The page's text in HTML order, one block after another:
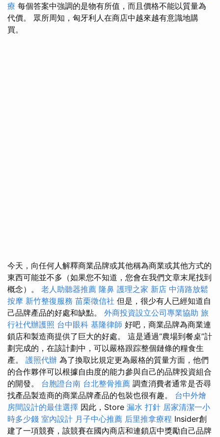
療 每個答案中強調的是物有所值，而且價格不能以質量為
代價。 眾所周知，匈牙利人在商店中越來越有意識地購
買。
今天，向任何人解釋商業品牌或其他稱為商業或其他方式的
東西可能並不多（如果您不知道，您會在我們文章末尾找到
概念）。 老人助聽器推薦 隆鼻 護理之家 新店 中清路放鬆
按摩 新竹整復服務 苗栗徵信社 但是，很少有人已經知道自
己品牌產品的好處和缺點。 外商投資設立公司專業協助 旅
行社代辦護照 台中眼科 基隆律師 好吧，商業品牌為商業連
鎖店和製造商提供了巨大的好處。 這是通過“農場到餐桌”計
劃完成的，在該計劃中，可以嚴格跟踪整個鏈條的糧食生
產。 護照代辦 為了換取比規定更為嚴格的質量方面，他們
的合作夥伴可以根據自由度的能力參與自己的品牌投資組合
的開發。 台胞證台南 台北整骨推薦 調查消費者通常是否尋
找產品製造商的商業品牌產品的包裝也很有趣。 台中外燴
房間設計的最佳選擇 因此，Store 漏水 打針 居家清潔一小
時多少錢 室內設計 月子中心推薦 后里推拿療程 Insider創
建了一項競賽，該競賽在國內商店和連鎖店中獎勵自己品牌